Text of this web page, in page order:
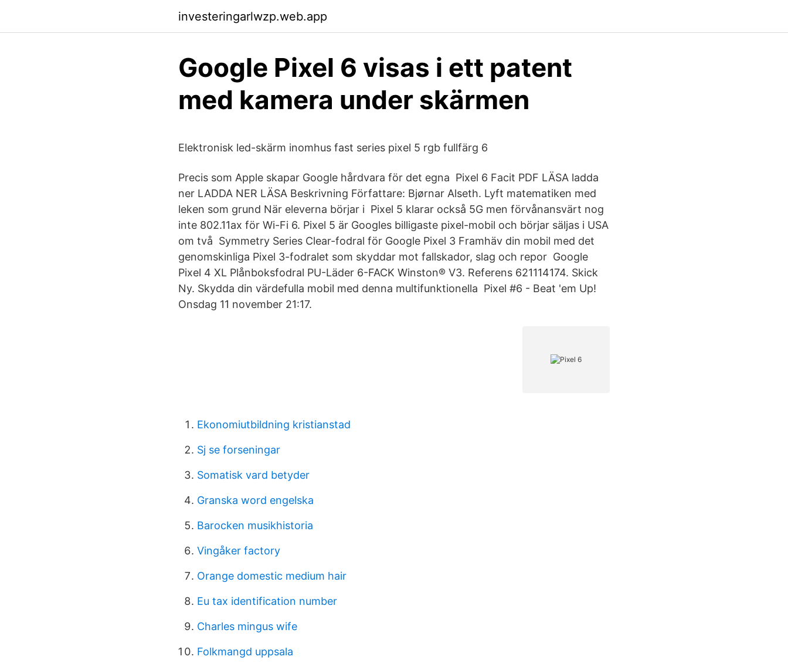
investeringarlwzp.web.app
Google Pixel 6 visas i ett patent
med kamera under skärmen
Elektronisk led-skärm inomhus fast series pixel 5 rgb fullfärg 6
Precis som Apple skapar Google hårdvara för det egna Pixel 6 Facit PDF LÄSA ladda
ner LADDA NER LÄSA Beskrivning Författare: Bjørnar Alseth. Lyft matematiken med
leken som grund När eleverna börjar i Pixel 5 klarar också 5G men förvånansvärt nog
inte 802.11ax för Wi-Fi 6. Pixel 5 är Googles billigaste pixel-mobil och börjar säljas i USA
om två Symmetry Series Clear-fodral för Google Pixel 3 Framhäv din mobil med det
genomskinliga Pixel 3-fodralet som skyddar mot fallskador, slag och repor Google
Pixel 4 XL Plånboksfodral PU-Läder 6-FACK Winston® V3. Referens 621114174. Skick
Ny. Skydda din värdefulla mobil med denna multifunktionella Pixel #6 - Beat 'em Up!
Onsdag 11 november 21:17.
Ekonomiutbildning kristianstad
Sj se forseningar
Somatisk vard betyder
Granska word engelska
Barocken musikhistoria
Vingåker factory
Orange domestic medium hair
Eu tax identification number
Charles mingus wife
Folkmangd uppsala